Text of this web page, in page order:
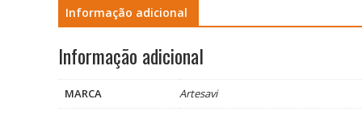
Informação adicional
Informação adicional
MARCA Artesavi